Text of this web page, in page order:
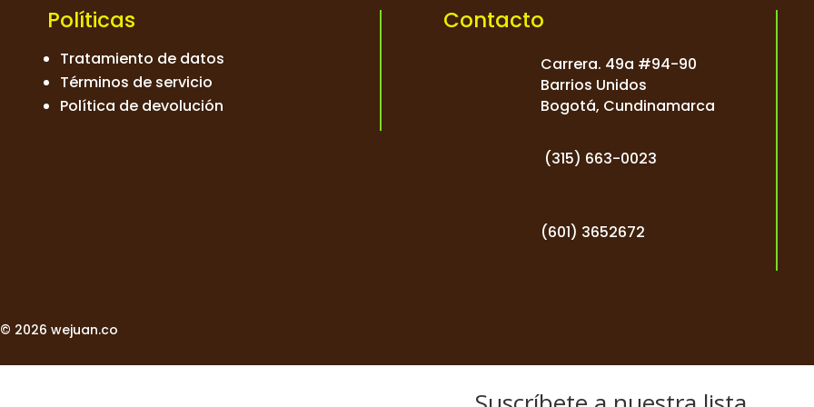
Políticas
Tratamiento de datos
Términos de servicio
Política de devolución
Contacto
Carrera. 49a #94-90
Barrios Unidos
Bogotá, Cundinamarca
(315) 663-0023
(601) 3652672
© 2026 wejuan.co